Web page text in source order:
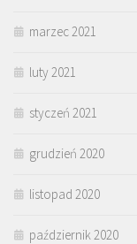
marzec 2021
luty 2021
styczeń 2021
grudzień 2020
listopad 2020
październik 2020